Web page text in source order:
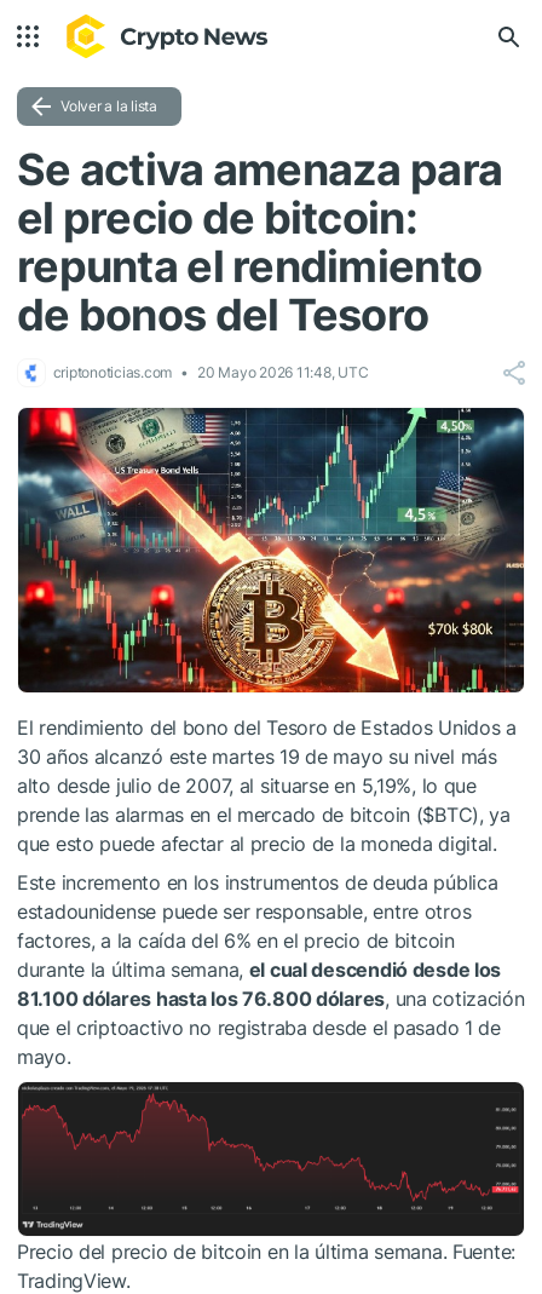
Volver a la lista
Se activa amenaza para
el precio de bitcoin:
repunta el rendimiento
de bonos del Tesoro
criptonoticias.com 20 Mayo 2026 11:48, UTC
El rendimiento del bono del Tesoro de Estados Unidos a
30 años alcanzó este martes 19 de mayo su nivel más
alto desde julio de 2007, al situarse en 5,19%, lo que
prende las alarmas en el mercado de bitcoin ($BTC), ya
que esto puede afectar al precio de la moneda digital.
Este incremento en los instrumentos de deuda pública
estadounidense puede ser responsable, entre otros
factores, a la caída del 6% en el precio de bitcoin
durante la última semana, el cual descendió desde los
81.100 dólares hasta los 76.800 dólares, una cotización
que el criptoactivo no registraba desde el pasado 1 de
mayo.
Precio del precio de bitcoin en la última semana. Fuente:
TradingView.